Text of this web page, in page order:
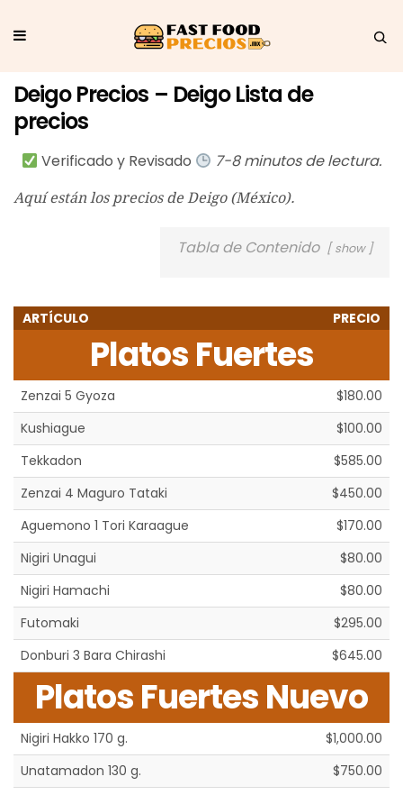
Deigo Precios – Deigo Lista de
precios
Verificado y Revisado 7-8 minutos de lectura.
Aquí están los precios de Deigo (México).
Tabla de Contenido show
ARTÍCULO PRECIO
Platos Fuertes
Zenzai 5 Gyoza
$180.00
Kushiague
$100.00
Tekkadon
$585.00
Zenzai 4 Maguro Tataki
$450.00
Aguemono 1 Tori Karaague
$170.00
Nigiri Unagui
$80.00
Nigiri Hamachi
$80.00
Futomaki
$295.00
Donburi 3 Bara Chirashi
$645.00
Platos Fuertes Nuevo
Nigiri Hakko 170 g.
$1,000.00
Unatamadon 130 g.
$750.00